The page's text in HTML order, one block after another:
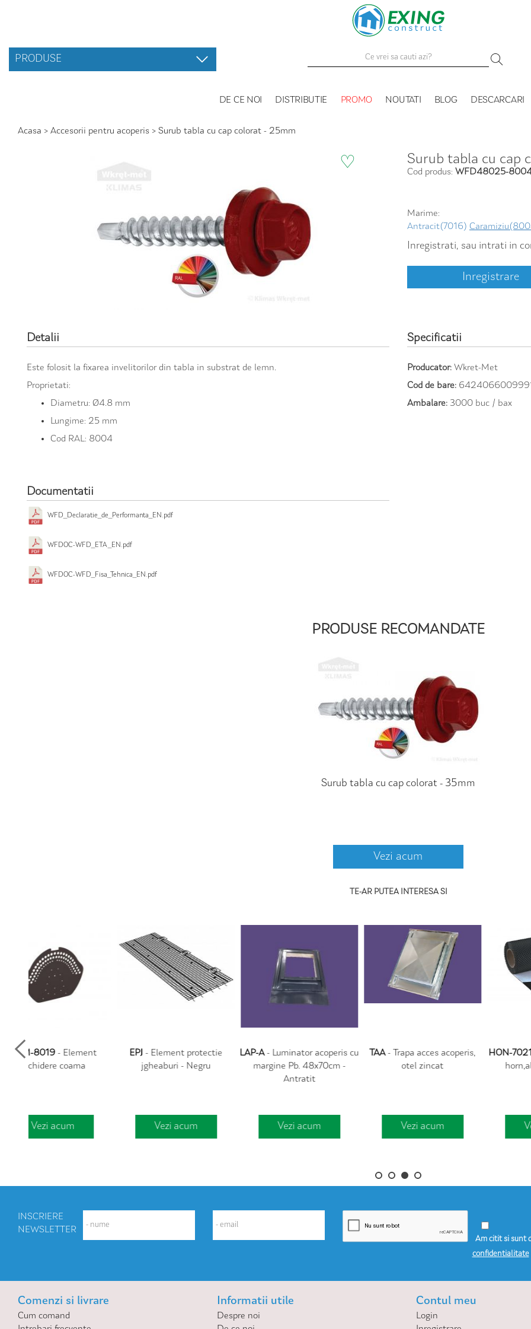
PRODUSE
DE CE NOI DISTRIBUTIE PROMO NOUTATI BLOG DESCARCARI
Acasa > Accesorii pentru acoperis > Surub tabla cu cap colorat - 25mm
♡ Surub tabla cu cap
Cod produs: WFD48025-
Marime:
Antracit(7016)
Inregistrati, sau intrati in
Inregistrare
Detalii
Este folosit la fixarea invelitorilor din tabla in substrat de lemn.
Proprietati:
Diametru: Ø4.8 mm
Lungime: 25 mm
Cod RAL: 8004
Documentatii
WFD_Declaratie_de_Performanta_EN.pdf
WFDOC-WFD_ETA_EN.pdf
WFDOC-WFD_Fisa_Tehnica_EN.pdf
Specificatii
Producator: Wkret-Met
Cod de bare:
Ambalare: 3000 buc / bax
PRODUSE RECOMANDATE
Surub tabla cu cap colorat - 35mm
Vezi acum
TE-AR PUTEA INTERESA SI
EPJ- Element protectie
jgheaburi - Negru
Vezi acum
LAP-A- Luminator acoperis cu
margine Pb. 48x70cm -
Vezi acum
TAA- Trapa acces acoperis,
otel zincat
Vezi acum
HON-7021- Banda etansare
horn,aluminiu, 30cm
Vezi acum
INSCRIERE
NEWSLETTER
Am citit si sunt
confidentialitate
Comenzi si livrare
Cum comand
Informatii utile
Despre noi
Contul meu
Login